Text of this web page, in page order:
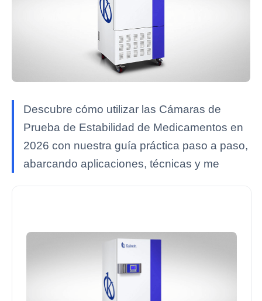
Descubre cómo utilizar las Cámaras de
Prueba de Estabilidad de Medicamentos en
2026 con nuestra guía práctica paso a paso,
abarcando aplicaciones, técnicas y me